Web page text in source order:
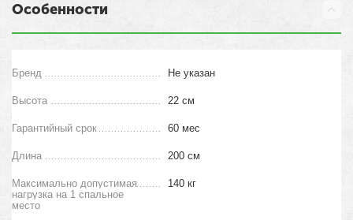
Особенности
Бренд Не указан
Высота 22 см
Гарантийный срок 60 мес
Длина 200 см
Максимально допустимая
нагрузка на 1 спальное
место
140 кг